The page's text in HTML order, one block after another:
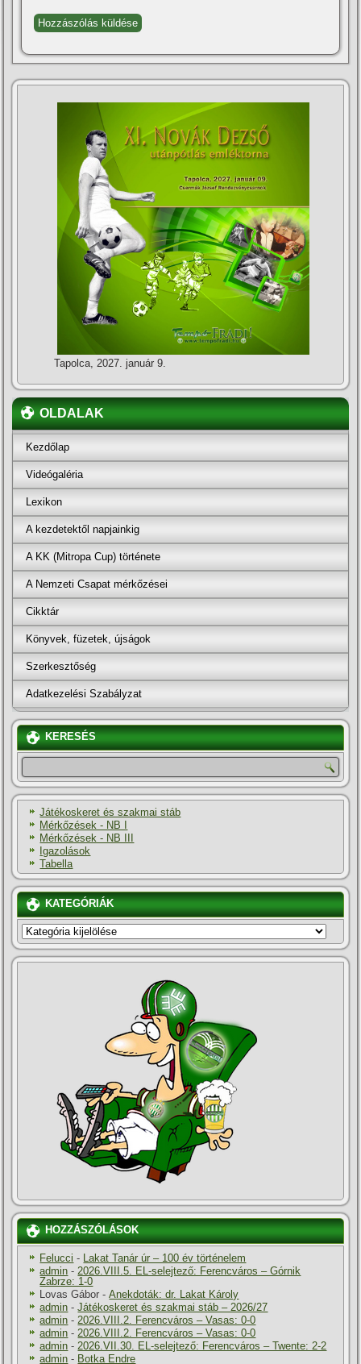
Tapolca, 2027. január 9.
OLDALAK
Kezdőlap
Videógaléria
Lexikon
A kezdetektől napjainkig
A KK (Mitropa Cup) története
A Nemzeti Csapat mérkőzései
Cikktár
Könyvek, füzetek, újságok
Szerkesztőség
Adatkezelési Szabályzat
KERESÉS
Játékoskeret és szakmai stáb
Mérkőzések - NB I
Mérkőzések - NB III
Igazolások
Tabella
KATEGÓRIÁK
KATEGÓRIÁK
HOZZÁSZÓLÁSOK
Felucci - Lakat Tanár úr – 100 év történelem
admin -2026.VIII.5. EL-selejtező: Ferencváros – Górnik
Zabrze: 1-0
Lovas Gábor -Anekdoták: dr. Lakat Károly
admin -Játékoskeret és szakmai stáb – 2026/27
admin -2026.VIII.2. Ferencváros – Vasas: 0-0
admin -2026.VIII.2. Ferencváros – Vasas: 0-0
admin -2026.VII.30. EL-selejtező: Ferencváros – Twente: 2-2
admin - Botka Endre